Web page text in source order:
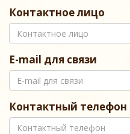
Контактное лицо
E-mail для связи
Контактный телефон